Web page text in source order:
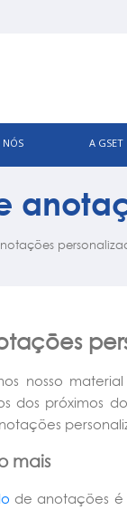
NÓS A GSET
nosso
dos próximos
mais
de anotações é